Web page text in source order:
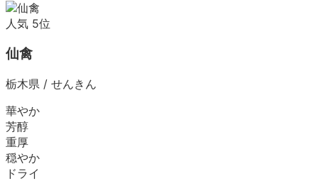
人気 5位
仙禽
栃木県 / せんきん
華やか
芳醇
重厚
穏やか
ドライ